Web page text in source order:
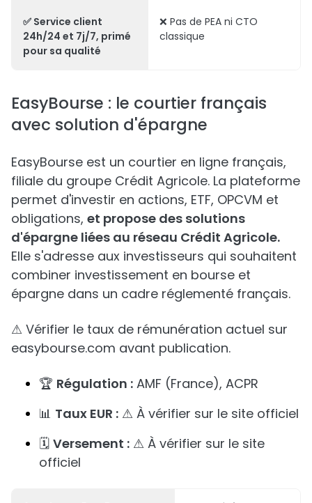
✅ Service client
24h/24 et 7j/7, primé
pour sa qualité
❌ Pas de PEA ni CTO
classique
EasyBourse : le courtier français
avec solution d'épargne
EasyBourse est un courtier en ligne français,
filiale du groupe Crédit Agricole. La plateforme
permet d'investir en actions, ETF, OPCVM et
obligations, et propose des solutions
d'épargne liées au réseau Crédit Agricole.
Elle s'adresse aux investisseurs qui souhaitent
combiner investissement en bourse et
épargne dans un cadre réglementé français.
⚠ Vérifier le taux de rémunération actuel sur
easybourse.com avant publication.
🏆 Régulation : AMF (France), ACPR
📊 Taux EUR : ⚠ À vérifier sur le site officiel
🗓️ Versement : ⚠ À vérifier sur le site
officiel